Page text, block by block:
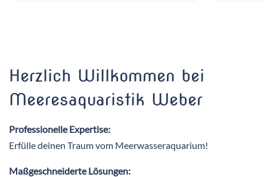
Herzlich Willkommen bei
Meeresaquaristik Weber
Professionelle Expertise:
Erfülle deinen Traum vom Meerwasseraquarium!
Maßgeschneiderte Lösungen: